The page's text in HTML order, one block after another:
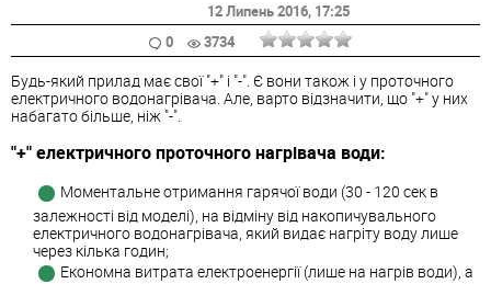
12 Липень 2016, 17:25
0
3734
Будь-який прилад має свої "+" і "-". Є вони також і у проточного
електричного водонагрівача. Але, варто відзначити, що "+" у них
набагато більше, ніж "-".
"+" електричного проточного нагрівача води:
Моментальне отримання гарячої води (30 - 120 сек в
залежності від моделі), на відміну від накопичувального
електричного водонагрівача, який видає нагріту воду лише
через кілька годин;
Економна витрата електроенергії (лише на нагрів води), а